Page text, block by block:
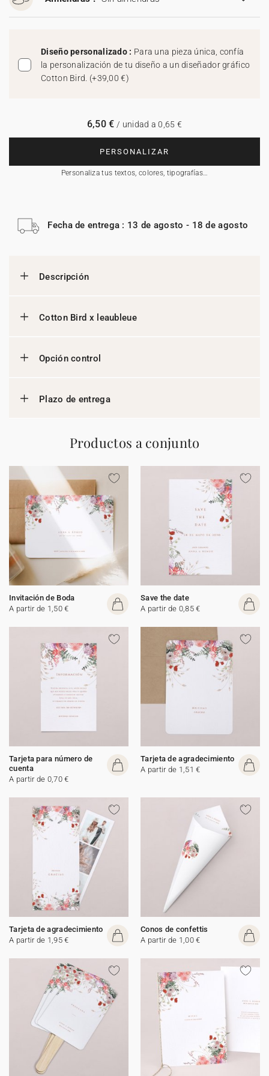
Diseño personalizado : Para una pieza única, confía
la personalización de tu diseño a un diseñador gráfico
Cotton Bird. (+39,00 €)
PERSONALIZAR
Personaliza tus textos, colores, tipografías…
6,50 € / unidad a 0,65 €
Fecha de entrega : 13 de agosto - 18 de agosto
Descripción
Cotton Bird x leaubleue
Opción control
Plazo de entrega
Productos a conjunto
Invitación de Boda
A partir de 1,50 €
Save the date
A partir de 0,85 €
Tarjeta para número de
cuenta
A partir de 0,70 €
Tarjeta de agradecimiento
A partir de 1,51 €
Tarjeta de agradecimiento
A partir de 1,95 €
Conos de confettis
A partir de 1,00 €